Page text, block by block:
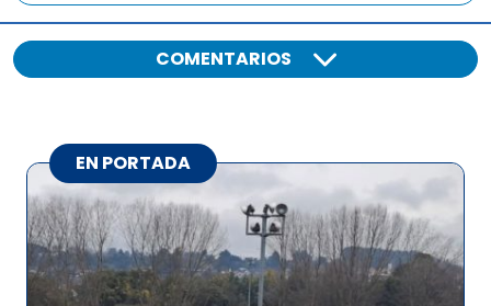
COMENTARIOS
EN PORTADA